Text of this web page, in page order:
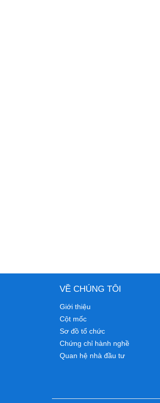
VỀ CHÚNG TÔI
Giới thiệu
Cột mốc
Sơ đồ tổ chức
Chứng chỉ hành nghề
Quan hệ nhà đầu tư